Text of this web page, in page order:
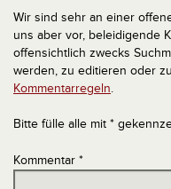
Wir sind sehr an einer
uns aber vor, beleidigende
offensichtlich zwecks
werden, zu editieren oder
Kommentarregeln.
Bitte fülle alle mit *
Kommentar *